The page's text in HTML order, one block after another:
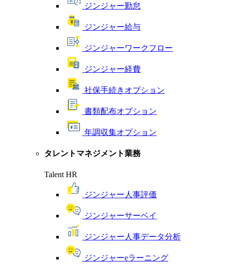
ジンジャー勤怠
ジンジャー給与
ジンジャーワークフロー
ジンジャー経費
社保手続きオプション
書類配布オプション
年調収集オプション
タレントマネジメント業務
Talent HR
ジンジャー人事評価
ジンジャーサーベイ
ジンジャー人事データ分析
ジンジャーeラーニング